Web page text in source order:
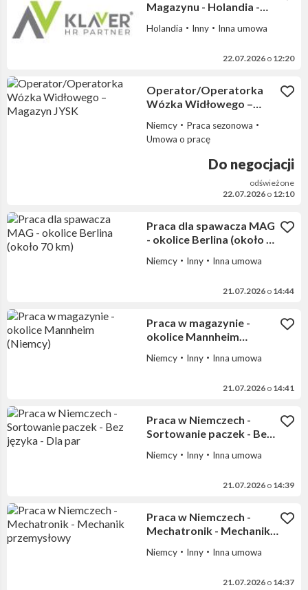
Magazynu - Holandia -
Holandia Inny Inna umowa
22.07.2026 o 12:20
Operator/Operatorka
Wózka Widłowego –
Niemcy
Praca sezonowa
Umowa o pracę
Do negocjacji
odświeżone
22.07.2026 o 12:10
Praca dla spawacza MAG
- okolice Berlina (około 70
Niemcy Inny Inna umowa
21.07.2026 o 14:44
Praca w magazynie -
okolice Mannheim
Niemcy Inny Inna umowa
21.07.2026 o 14:41
Praca w Niemczech -
Sortowanie paczek - Bez
Niemcy Inny Inna umowa
21.07.2026 o 14:39
Praca w Niemczech -
Mechatronik - Mechanik
Niemcy Inny Inna umowa
21.07.2026 o 14:37